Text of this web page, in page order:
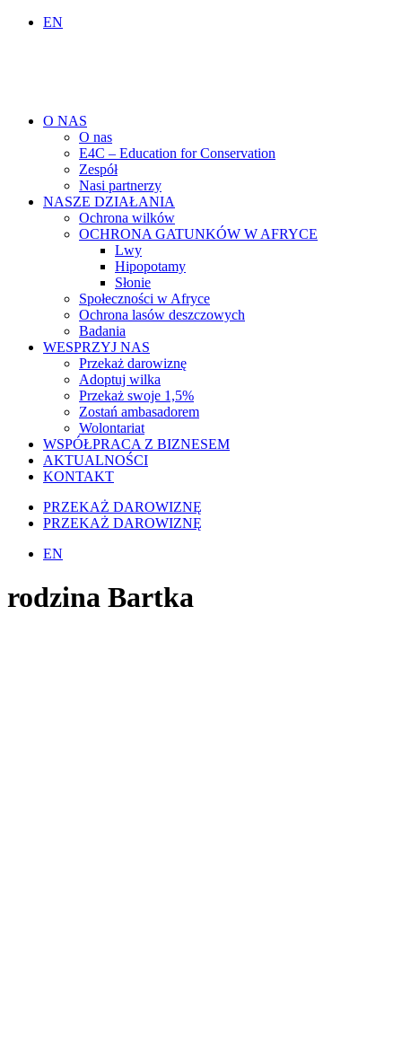
EN
O NAS
O nas
E4C – Education for Conservation
Zespół
Nasi partnerzy
NASZE DZIAŁANIA
Ochrona wilków
OCHRONA GATUNKÓW W AFRYCE
Lwy
Hipopotamy
Słonie
Społeczności w Afryce
Ochrona lasów deszczowych
Badania
WESPRZYJ NAS
Przekaż darowiznę
Adoptuj wilka
Przekaż swoje 1,5%
Zostań ambasadorem
Wolontariat
WSPÓŁPRACA Z BIZNESEM
AKTUALNOŚCI
KONTAKT
PRZEKAŻ DAROWIZNĘ
PRZEKAŻ DAROWIZNĘ
EN
rodzina Bartka